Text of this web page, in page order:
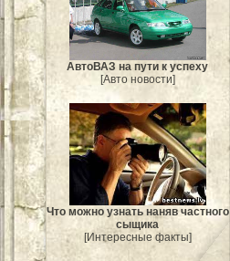
АвтоВАЗ на пути к успеху
[Авто новости]
Что можно узнать наняв частного
сыщика
[Интересные факты]